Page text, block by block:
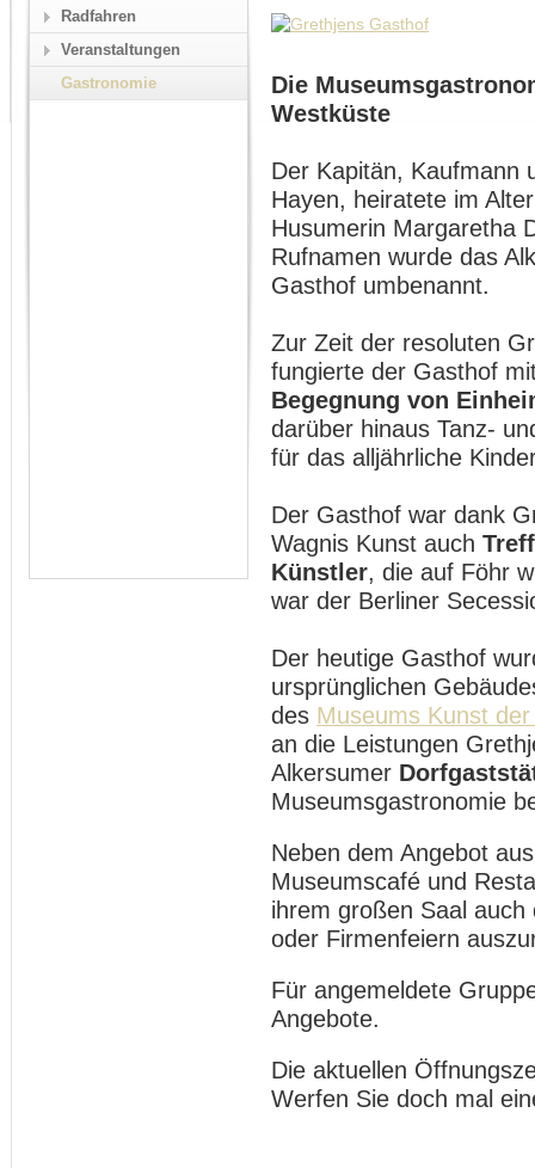
Die
Westküste
Der Kapitän, Kaufmann
Hayen, heiratete im
Husumerin Margaretha
Rufnamen wurde das
Gasthof umbenannt.
Zur Zeit der resoluten
fungierte der Gasthof
Begegnung von
darüber hinaus Tanz-
für das alljährliche
Der Gasthof war dank
Wagnis Kunst auch
Künstler, die auf Föhr
war der Berliner
Der heutige Gasthof
ursprünglichen
des Museums Kunst
an die Leistungen
Alkersumer
Museumsgastronomie
Neben dem Angebot aus
Museumscafé und
ihrem großen Saal
oder Firmenfeiern
Für angemeldete
Angebote.
Die aktuellen
Werfen Sie doch mal
Radfahren
Veranstaltungen
Gastronomie